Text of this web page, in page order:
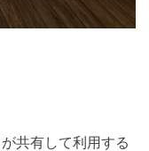
共有して利用する